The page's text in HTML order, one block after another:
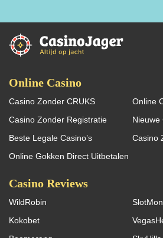
Online Casino
Casino Zonder CRUKS
Online
Casino Zonder Registratie
Nieuwe
Beste Legale Casino’s
Casino
Online Gokken Direct Uitbetalen
Casino Reviews
WildRobin
Kokobet